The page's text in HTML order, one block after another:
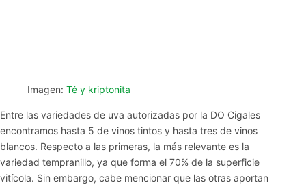
Imagen: Té y kriptonita
Entre las variedades de uva autorizadas por la DO Cigales
encontramos hasta 5 de vinos tintos y hasta tres de vinos
blancos. Respecto a las primeras, la más relevante es la
variedad tempranillo, ya que forma el 70% de la superficie
vitícola. Sin embargo, cabe mencionar que las otras aportan